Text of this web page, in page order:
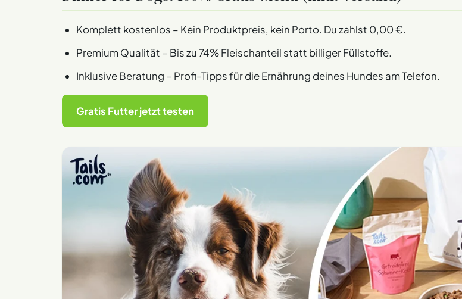
Komplett kostenlos – Kein Produktpreis, kein Porto. Du zahlst 0,00 €.
Premium Qualität – Bis zu 74% Fleischanteil statt billiger Füllstoffe.
Inklusive Beratung – Profi-Tipps für die Ernährung deines Hundes am Telefon.
Gratis Futter jetzt testen